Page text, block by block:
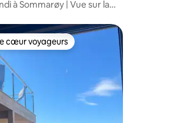
à Sommarøy | Vue sur la
voyageurs parmi les plus aimés
cœur voyageurs